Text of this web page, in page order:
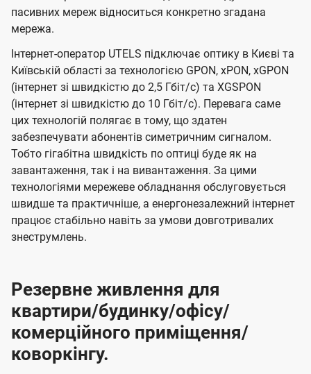
пасивних мереж відноситься конкретно згадана
мережа.
Інтернет-оператор UTELS підключає оптику в Києві та
Київській області за технологією GPON, xPON, xGPON
(інтернет зі швидкістю до 2,5 Гбіт/с) та XGSPON
(інтернет зі швидкістю до 10 Гбіт/с). Перевага саме
цих технологій полягає в тому, що здатен
забезпечувати абонентів симетричним сигналом.
Тобто гігабітна швидкість по оптиці буде як на
завантаження, так і на вивантаження. За цими
технологіями мережеве обладнання обслуговується
швидше та практичніше, а енергонезалежний інтернет
працює стабільно навіть за умови довготривалих
знеструмлень.
Резервне живлення для
квартири/будинку/офісу/
комерційного приміщення/
коворкінгу.